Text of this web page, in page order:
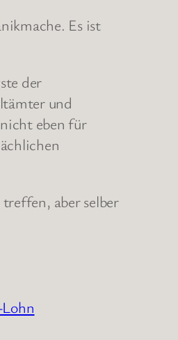
Es ist
der
und
eben für
aber selber